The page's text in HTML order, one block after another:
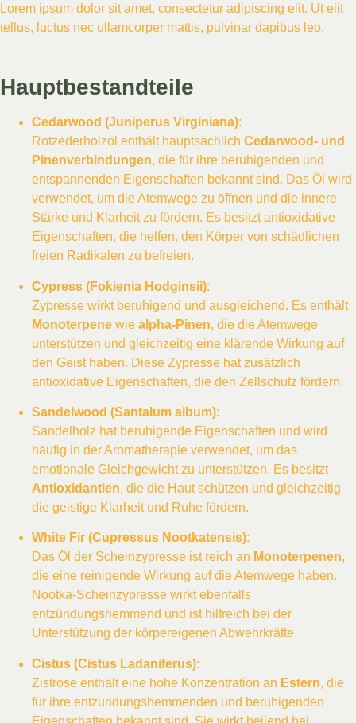
Lorem ipsum dolor sit amet, consectetur adipiscing elit. Ut elit
tellus, luctus nec ullamcorper mattis, pulvinar dapibus leo.
Hauptbestandteile
Cedarwood (Juniperus Virginiana):
Rotzederholzöl enthält hauptsächlich Cedarwood- und
Pinenverbindungen, die für ihre beruhigenden und
entspannenden Eigenschaften bekannt sind. Das Öl wird
verwendet, um die Atemwege zu öffnen und die innere
Stärke und Klarheit zu fördern. Es besitzt antioxidative
Eigenschaften, die helfen, den Körper von schädlichen
freien Radikalen zu befreien.
Cypress (Fokienia Hodginsii):
Zypresse wirkt beruhigend und ausgleichend. Es enthält
Monoterpene wie alpha-Pinen, die die Atemwege
unterstützen und gleichzeitig eine klärende Wirkung auf
den Geist haben. Diese Zypresse hat zusätzlich
antioxidative Eigenschaften, die den Zellschutz fördern.
Sandelwood (Santalum album):
Sandelholz hat beruhigende Eigenschaften und wird
häufig in der Aromatherapie verwendet, um das
emotionale Gleichgewicht zu unterstützen. Es besitzt
Antioxidantien, die die Haut schützen und gleichzeitig
die geistige Klarheit und Ruhe fördern.
White Fir (Cupressus Nootkatensis):
Das Öl der Scheinzypresse ist reich an Monoterpenen,
die eine reinigende Wirkung auf die Atemwege haben.
Nootka-Scheinzypresse wirkt ebenfalls
entzündungshemmend und ist hilfreich bei der
Unterstützung der körpereigenen Abwehrkräfte.
Cistus (Cistus Ladaniferus):
Zistrose enthält eine hohe Konzentration an Estern, die
für ihre entzündungshemmenden und beruhigenden